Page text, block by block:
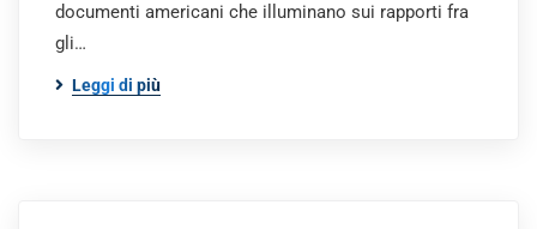
documenti americani che illuminano sui rapporti fra
gli…
Leggi di più